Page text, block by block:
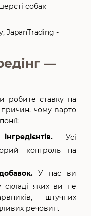
собак
JapanTrading -
—
робите ставку на
причин, чому варто
Усі
контроль на
У нас ви
складі яких ви не
штучних
речовин.